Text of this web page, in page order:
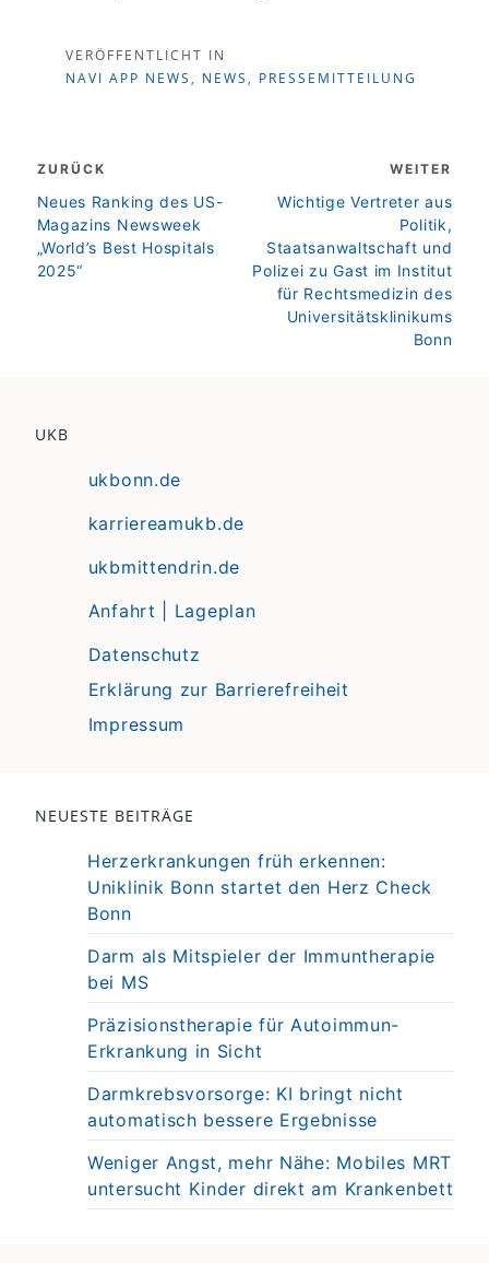
VERÖFFENTLICHT IN
NAVI APP NEWS , NEWS , PRESSEMITTEILUNG
ZURÜCK
zurück
Neues Ranking des US-
Magazins Newsweek
„World’s Best Hospitals
2025“
WEITER
weiter
Wichtige Vertreter aus
Politik,
Staatsanwaltschaft und
Polizei zu Gast im Institut
für Rechtsmedizin des
Universitätsklinikums
Bonn
UKB
ukbonn.de
karriereamukb.de
ukbmittendrin.de
Anfahrt | Lageplan
Datenschutz
Erklärung zur Barrierefreiheit
Impressum
NEUESTE BEITRÄGE
Herzerkrankungen früh erkennen:
Uniklinik Bonn startet den Herz Check
Bonn
Darm als Mitspieler der Immuntherapie
bei MS
Präzisionstherapie für Autoimmun-
Erkrankung in Sicht
Darmkrebsvorsorge: KI bringt nicht
automatisch bessere Ergebnisse
Weniger Angst, mehr Nähe: Mobiles MRT
untersucht Kinder direkt am Krankenbett